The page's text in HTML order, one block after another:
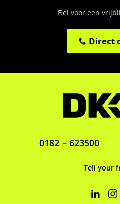
Bel voor een
Direct
0182 – 623500
Tell your